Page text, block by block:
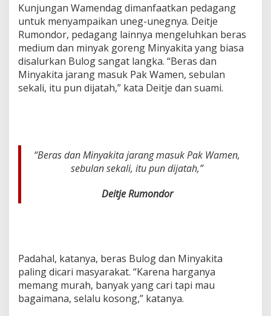
B
a
r
i
t
o
K
e
n
B
e
a
g
D
a
M
Kunjungan Wamendag dimanfaatkan pedagang
untuk menyampaikan uneg-unegnya. Deitje
Rumondor, pedagang lainnya mengeluhkan beras
medium dan minyak goreng Minyakita yang biasa
disalurkan Bulog sangat langka. “Beras dan
Minyakita jarang masuk Pak Wamen, sebulan
sekali, itu pun dijatah,” kata Deitje dan suami.
“Beras dan Minyakita jarang masuk Pak Wamen,
sebulan sekali, itu pun dijatah,”
Deitje Rumondor
Padahal, katanya, beras Bulog dan Minyakita
paling dicari masyarakat. “Karena harganya
memang murah, banyak yang cari tapi mau
bagaimana, selalu kosong,” katanya.